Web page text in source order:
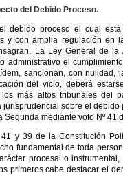
del Debido Proceso.
debido proceso el cual
y con amplia regulación en
La Ley General de
administrativo el
sancionan, con nulidad,
del vicio, deberá
más altos tribunales del
jurisprudencial sobre el debido
Segunda mediante voto Nº
41 y 39 de la Constitución
fundamental de toda
procesal o
primeros cabe destacar el